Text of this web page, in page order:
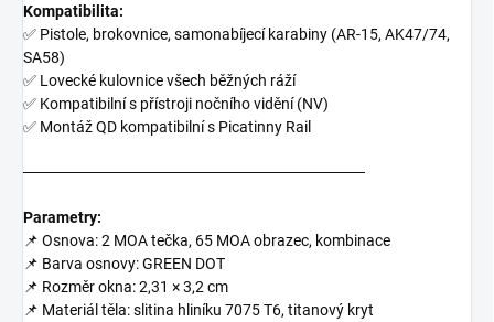
Kompatibilita:
✅ Pistole, brokovnice, samonabíjecí karabiny (AR-15, AK47/74,
SA58)
✅ Lovecké kulovnice všech běžných ráží
✅ Kompatibilní s přístroji nočního vidění (NV)
✅ Montáž QD kompatibilní s Picatinny Rail
───────────────────────────────
Parametry:
📌 Osnova: 2 MOA tečka, 65 MOA obrazec, kombinace
📌 Barva osnovy: GREEN DOT
📌 Rozměr okna: 2,31 × 3,2 cm
📌 Materiál těla: slitina hliníku 7075 T6, titanový kryt